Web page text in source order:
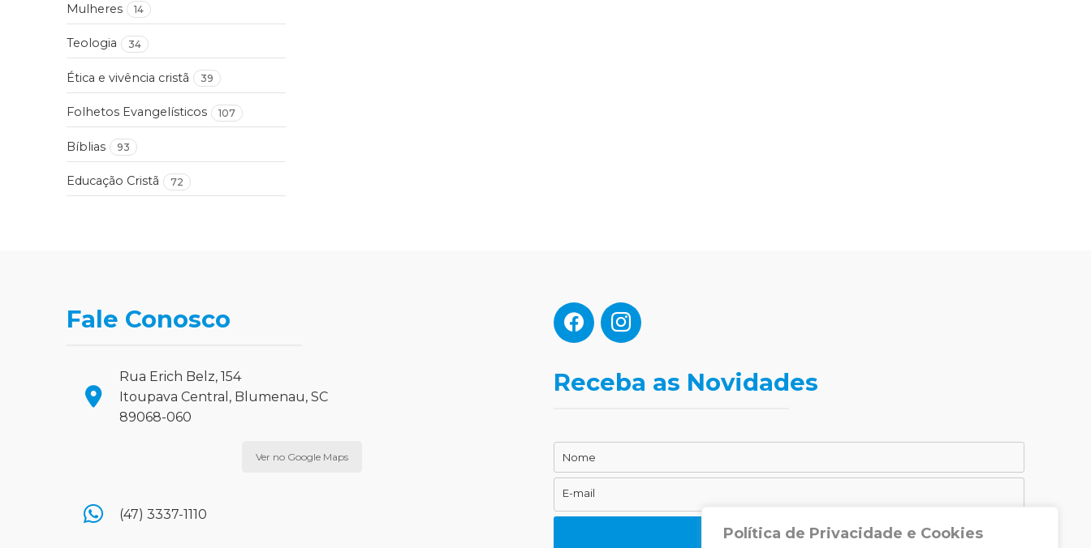
Política de Privacidade e Cookies
Mulheres 14
Teologia 34
Ética e vivência cristã 39
Folhetos Evangelísticos 107
Bíblias 93
Educação Cristã 72
Fale Conosco
Rua Erich Belz, 154
Itoupava Central, Blumenau, SC
89068-060
Ver no Google Maps
(47) 3337-1110
Receba as Novidades
Nome
Nome
E-
mail
E-mail
CADASTRAR-SE